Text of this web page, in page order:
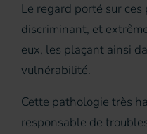
Le regard porté sur
discriminant, et
eux, les plaçant ainsi
vulnérabilité.
Cette pathologie très
responsable de